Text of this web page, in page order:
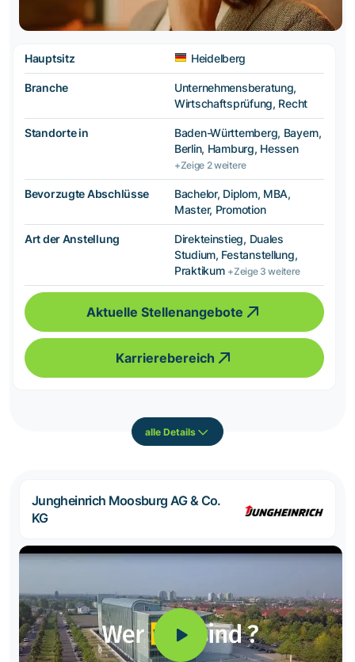
Hauptsitz Heidelberg
Branche
Unternehmensberatung,
Wirtschaftsprüfung, Recht
Standorte in
Baden-Württemberg, Bayern,
Berlin, Hamburg, Hessen
+Zeige 2 weitere
Bevorzugte Abschlüsse
Bachelor, Diplom, MBA,
Master, Promotion
Art der Anstellung
Direkteinstieg, Duales
Studium, Festanstellung,
Praktikum +Zeige 3 weitere
Aktuelle Stellenangebote
Karrierebereich
alle Details
Jungheinrich Moosburg AG & Co.
KG